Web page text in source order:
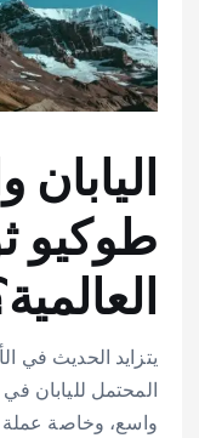
يتزايد الحديث في
المحتمل لليابان